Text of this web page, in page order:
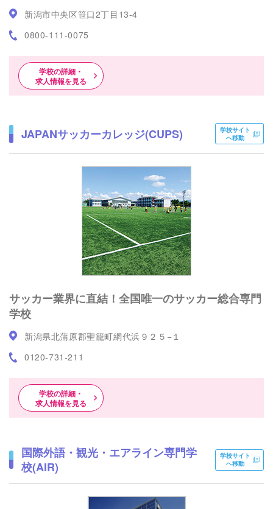
新潟市中央区笹口2丁目13-4
0800-111-0075
学校の詳細・
求人情報を見る
JAPANサッカーカレッジ(CUPS)
学校サイト
へ移動
サッカー業界に直結！全国唯一のサッカー総合専門
学校
新潟県北蒲原郡聖籠町網代浜９２５−１
0120-731-211
学校の詳細・
求人情報を見る
国際外語・観光・エアライン専門学
校(AIR)
学校サイト
へ移動